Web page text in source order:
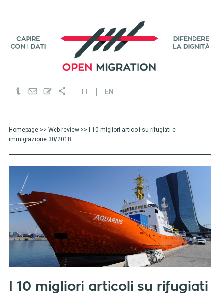
IT EN
Homepage>> Web review>> I 10 migliori articoli su rifugiati e
immigrazione 30/2018
I 10 migliori articoli su rifugiati